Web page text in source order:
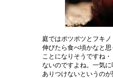
庭ではポツポツとフキ
伸びたら食べ頃かなと
ことになりそうですね
ないのですよね。一気
ありつけないというの